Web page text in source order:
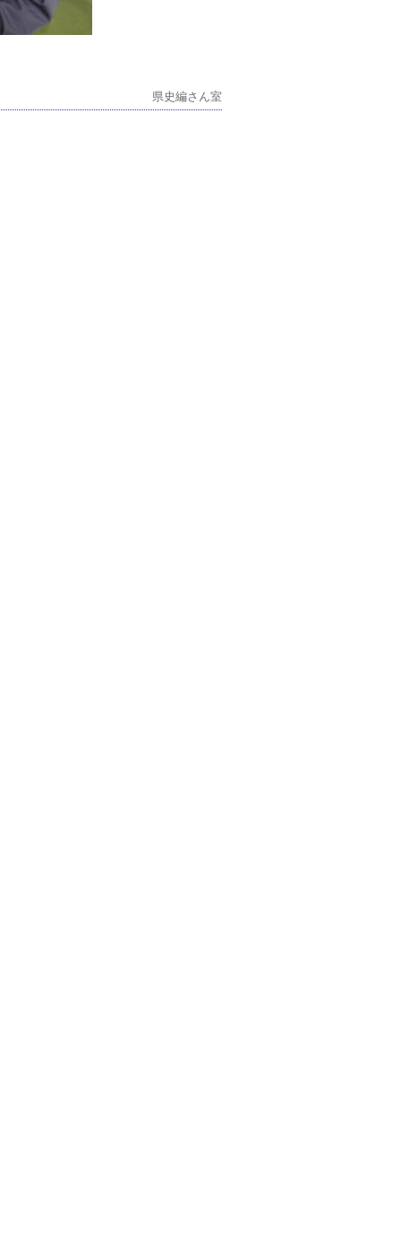
県史編さん室